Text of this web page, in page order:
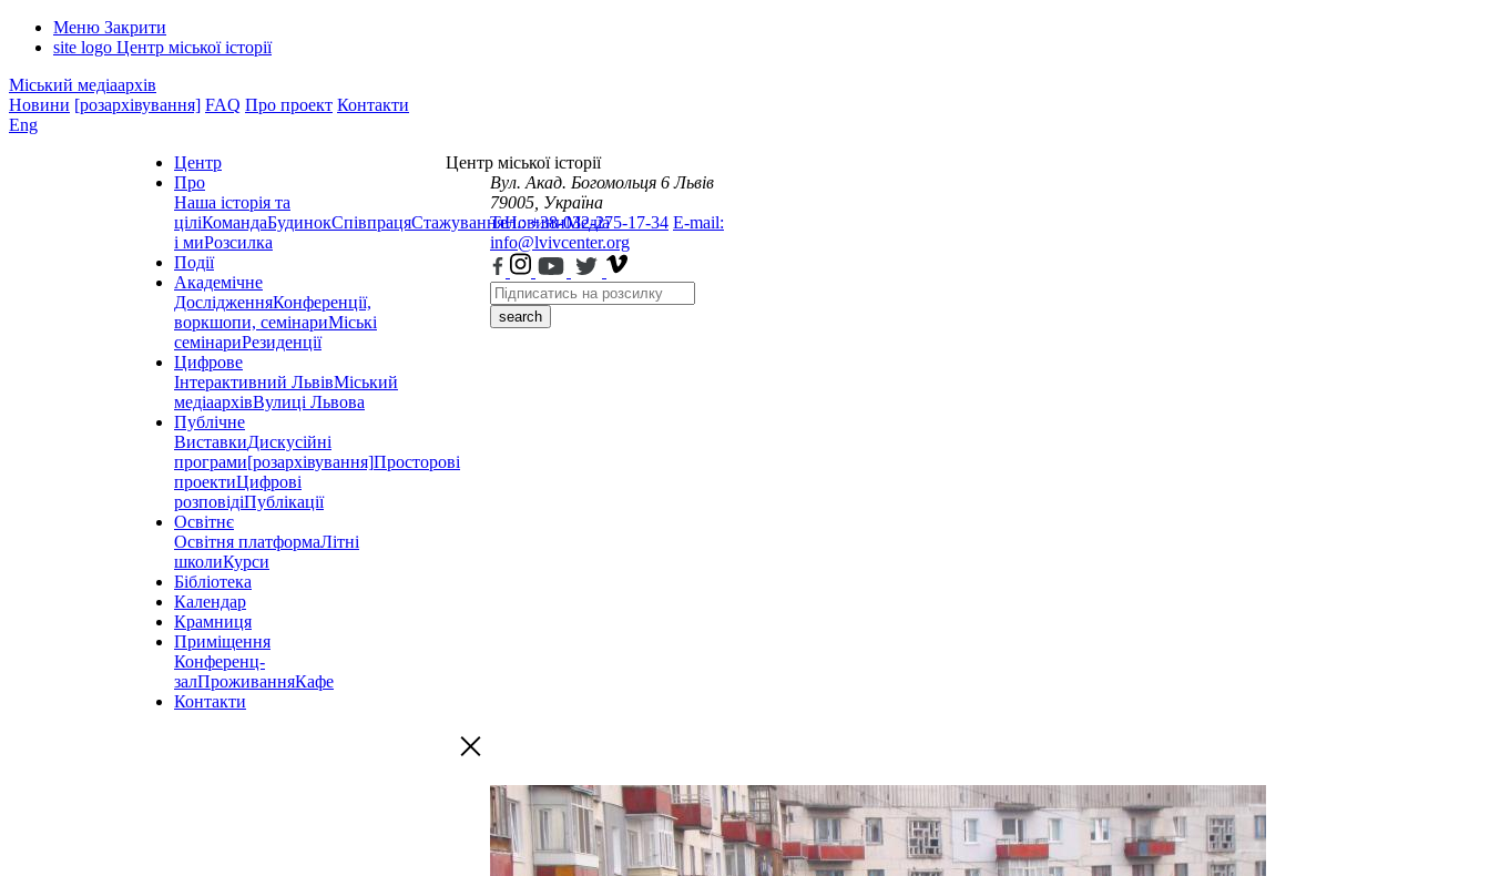
Меню Закрити
site logo Центр міської історії
Міський медіаархів
Новини [розархівування] FAQ Про проект Контакти
Eng
Центр
Про
Наша історія та
ціліКомандаБудинокСпівпрацяСтажуванняНовиниМедіа
і миРозсилка
Події
Академічне
ДослідженняКонференції,
воркшопи, семінариМіські
семінариРезиденції
Цифрове
Інтерактивний ЛьвівМіський
медіаархівВулиці Львова
Публічне
ВиставкиДискусійні
програми[розархівування]Просторові
проектиЦифрові
розповідіПублікації
Освітнє
Освітня платформаЛітні
школиКурси
Бібліотека
Календар
Крамниця
Приміщення
Конференц-
залПроживанняКафе
Контакти
Центр міської історії
Вул. Акад. Богомольця 6 Львів
79005, Україна
Тел.: +38-032-275-17-34 E-mail:
info@lvivcenter.org
search